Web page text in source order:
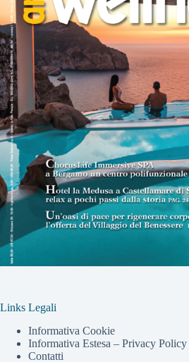
Links Legali
Informativa Cookie
Informativa Estesa – Privacy Policy
Contatti